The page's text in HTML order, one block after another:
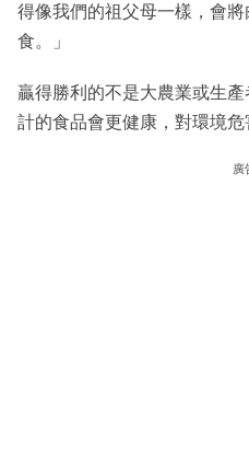
得像我們的祖父母一樣，會
食。」
贏得勝利的不是大農業或生
計的食品會更健康，對環境危
廣